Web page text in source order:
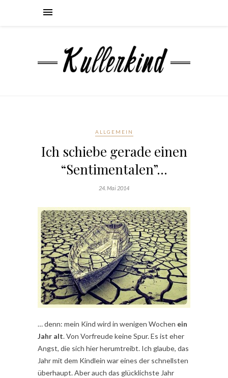
ALLGEMEIN
Ich schiebe gerade einen
“Sentimentalen”…
24. Mai 2014
… denn: mein Kind wird in wenigen Wochen ein
Jahr alt. Von Vorfreude keine Spur. Es ist eher
Angst, die sich hier herumtreibt. Ich glaube, das
Jahr mit dem Kindlein war eines der schnellsten
überhaupt. Aber auch das glücklichste Jahr